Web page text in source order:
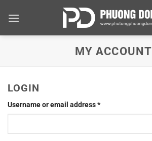
MY ACCOUNT
LOGIN
Username or email address*Required